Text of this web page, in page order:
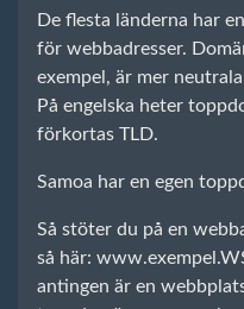
De flesta länderna har
för webbadresser.
exempel, är mer
På engelska heter
förkortas TLD.
Samoa har en egen
Så stöter du på en
så här:
antingen är en